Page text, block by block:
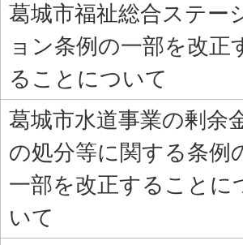
葛城市福祉総合ステー
ョン条例の一部を改正
ることについて
葛城市水道事業の剰余
の処分等に関する条例
一部を改正することに
いて